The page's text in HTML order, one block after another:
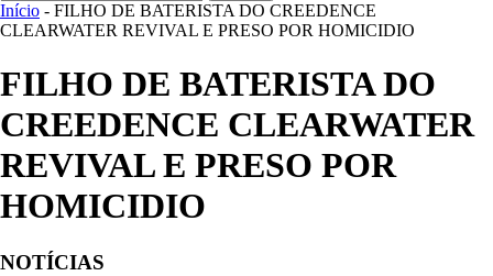
Início - FILHO DE BATERISTA DO CREEDENCE
CLEARWATER REVIVAL E PRESO POR HOMICIDIO
FILHO DE BATERISTA DO
CREEDENCE CLEARWATER
REVIVAL E PRESO POR
HOMICIDIO
NOTÍCIAS